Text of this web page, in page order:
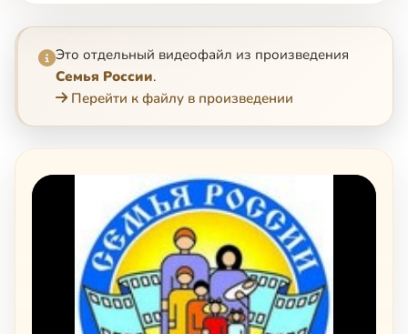
Это отдельный видеофайл из произведения
Семья России.
Перейти к файлу в произведении